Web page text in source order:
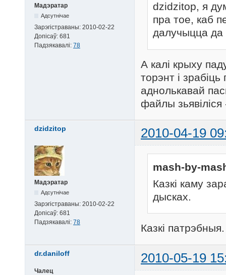
Мадэратар
Адсутнічае
Зарэгістраваны: 2010-02-22
Допісаў: 681
Падзякавалі: 78
dzidzitop, я
пра тое, каб
далучыцца да
А калі крыху
торэнт і
аднолькавай
файлы зьявіліся
dzidzitop 2010-04-19
Мадэратар
Адсутнічае
Зарэгістраваны: 2010-02-22
Допісаў: 681
Падзякавалі: 78
mash-by-
Казкі каму
дысках.
Казкі
dr.daniloff 2010-05-19
Чалец